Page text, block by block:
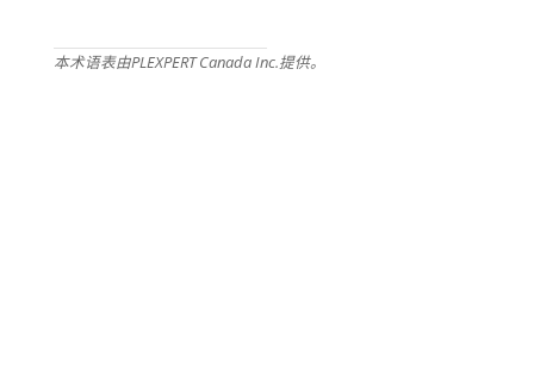
本术语表由PLEXPERT Canada Inc.提供。